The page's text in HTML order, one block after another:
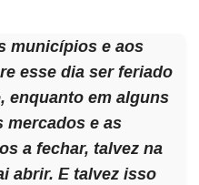
municípios e aos
esse dia ser feriado
enquanto em alguns
mercados e as
a fechar, talvez na
abrir. E talvez isso